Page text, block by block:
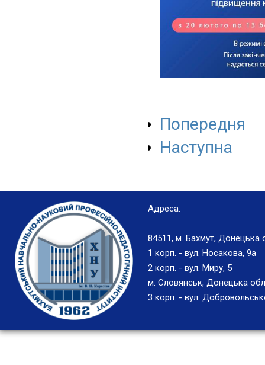
Попередня
Наступна
Адреса:
84511, м. Бахмут, Донецька
1 корп. - вул. Носакова, 9а
2 корп. - вул. Миру, 5
м. Словянськ, Донецька
3 корп. - вул.